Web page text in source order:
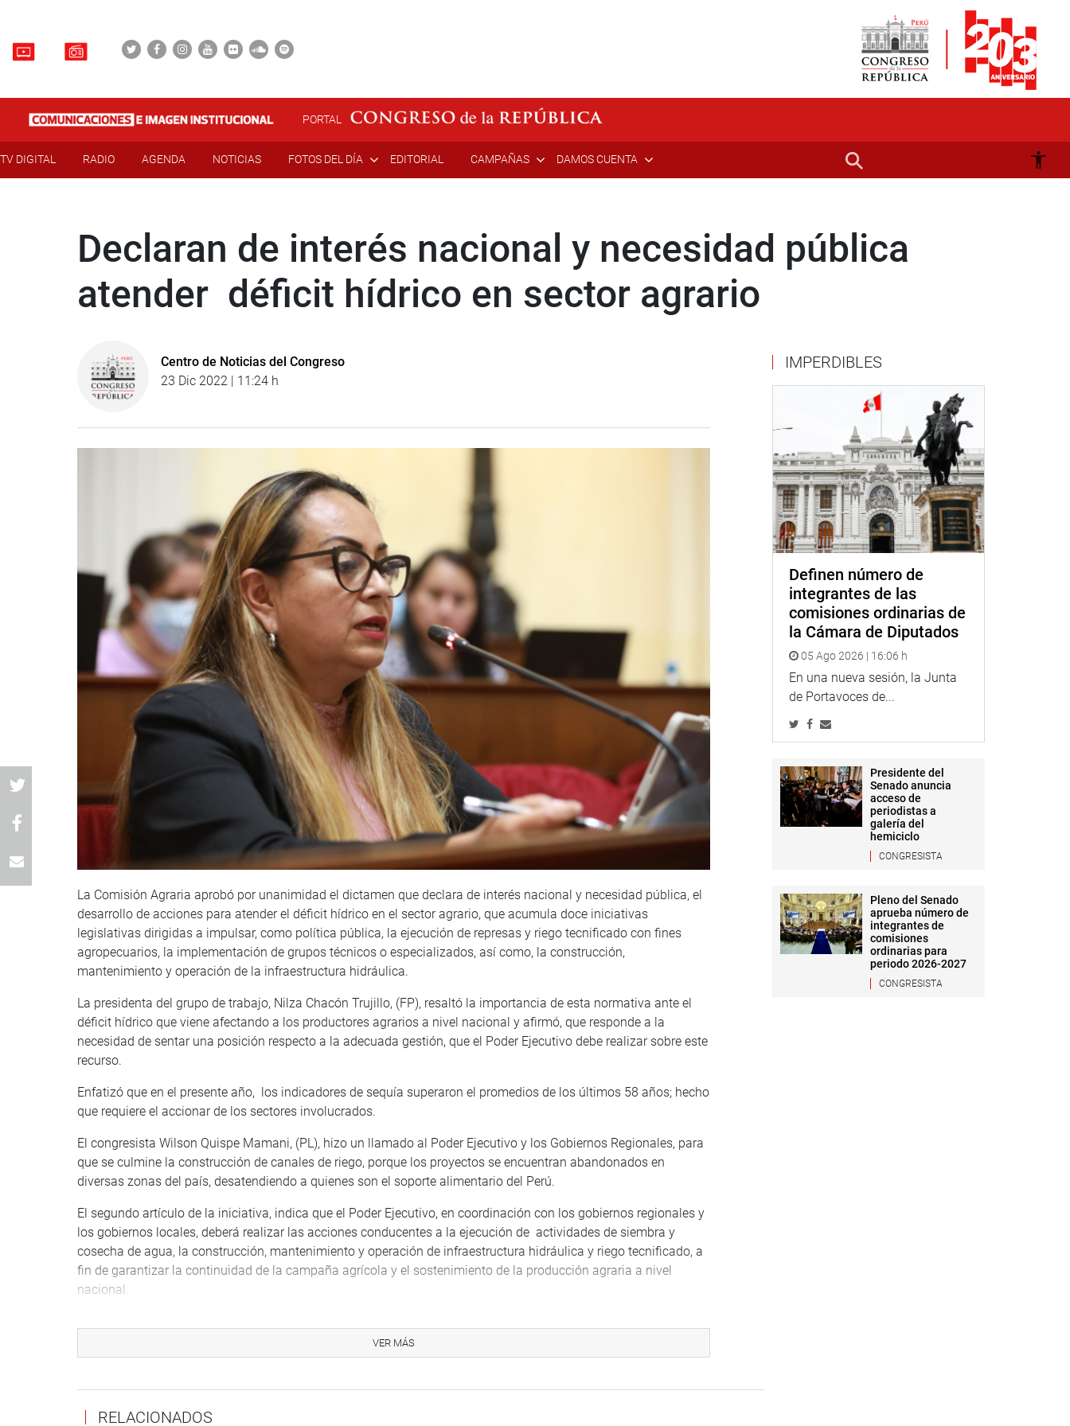
PORTAL
TV DIGITAL RADIO AGENDA NOTICIAS FOTOS DEL DÍA EDITORIAL CAMPAÑAS DAMOS CUENTA
Declaran de interés nacional y necesidad pública
atender déficit hídrico en sector agrario
Centro de Noticias del Congreso
23 Dic 2022 | 11:24 h
La Comisión Agraria aprobó por unanimidad el dictamen que declara de interés nacional y necesidad pública, el
desarrollo de acciones para atender el déficit hídrico en el sector agrario, que acumula doce iniciativas
legislativas dirigidas a impulsar, como política pública, la ejecución de represas y riego tecnificado con fines
agropecuarios, la implementación de grupos técnicos o especializados, así como, la construcción,
mantenimiento y operación de la infraestructura hidráulica.
La presidenta del grupo de trabajo, Nilza Chacón Trujillo, (FP), resaltó la importancia de esta normativa ante el
déficit hídrico que viene afectando a los productores agrarios a nivel nacional y afirmó, que responde a la
necesidad de sentar una posición respecto a la adecuada gestión, que el Poder Ejecutivo debe realizar sobre este
recurso.
Enfatizó que en el presente año, los indicadores de sequía superaron el promedios de los últimos 58 años; hecho
que requiere el accionar de los sectores involucrados.
El congresista Wilson Quispe Mamani, (PL), hizo un llamado al Poder Ejecutivo y los Gobiernos Regionales, para
que se culmine la construcción de canales de riego, porque los proyectos se encuentran abandonados en
diversas zonas del país, desatendiendo a quienes son el soporte alimentario del Perú.
El segundo artículo de la iniciativa, indica que el Poder Ejecutivo, en coordinación con los gobiernos regionales y
los gobiernos locales, deberá realizar las acciones conducentes a la ejecución de actividades de siembra y
cosecha de agua, la construcción, mantenimiento y operación de infraestructura hidráulica y riego tecnificado, a
fin de garantizar la continuidad de la campaña agrícola y el sostenimiento de la producción agraria a nivel
nacional.
CR, 1634/2021-CR, 1664/2021-CR, 1752/2021-CR, 2249/2021-CR, 2442/2021-CR, 2981/2022-CR, 3683/2022-CR
y 3719/2022-CR.
En otro momento de la sesión, se aprobó por unanimidad el archivamiento del Proyecto de Ley 955/2021-CR, el
cual buscaba garantizar el bienestar de las gallinas ponedoras; sin embargo, el Ministerio de Desarrollo Agrario y
VER MÁS
RELACIONADOS
IMPERDIBLES
Definen número de
integrantes de las
comisiones ordinarias de
la Cámara de Diputados
05 Ago 2026 | 16:06 h
En una nueva sesión, la Junta
de Portavoces de...
Presidente del
Senado anuncia
acceso de
periodistas a
galería del
hemiciclo
CONGRESISTA
Pleno del Senado
aprueba número de
integrantes de
comisiones
ordinarias para
periodo 2026-2027
CONGRESISTA